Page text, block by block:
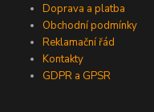
Doprava a platba
Obchodní podmínky
Reklamační řád
Kontakty
GDPR a GPSR